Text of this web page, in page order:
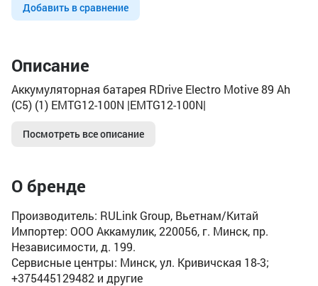
Добавить в сравнение
Описание
Аккумуляторная батарея RDrive Electro Motive 89 Ah
(C5) (1) EMTG12-100N |EMTG12-100N|
Посмотреть все описание
О бренде
Производитель: RULink Group, Вьетнам/Китай
Импортер: ООО Аккамулик, 220056, г. Минск, пр.
Независимости, д. 199.
Сервисные центры: Минск, ул. Кривичская 18-3;
+375445129482 и другие